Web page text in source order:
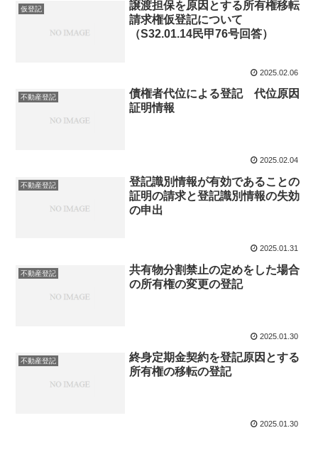
仮登記
譲渡担保を原因とする所有権移転
請求権仮登記について
（S32.01.14民甲76号回答）
2025.02.06
不動産登記
債権者代位による登記 代位原因
証明情報
2025.02.04
不動産登記
登記識別情報が有効であることの
証明の請求と登記識別情報の失効
の申出
2025.01.31
不動産登記
共有物分割禁止の定めをした場合
の所有権の変更の登記
2025.01.30
不動産登記
終身定期金契約を登記原因とする
所有権の移転の登記
2025.01.30